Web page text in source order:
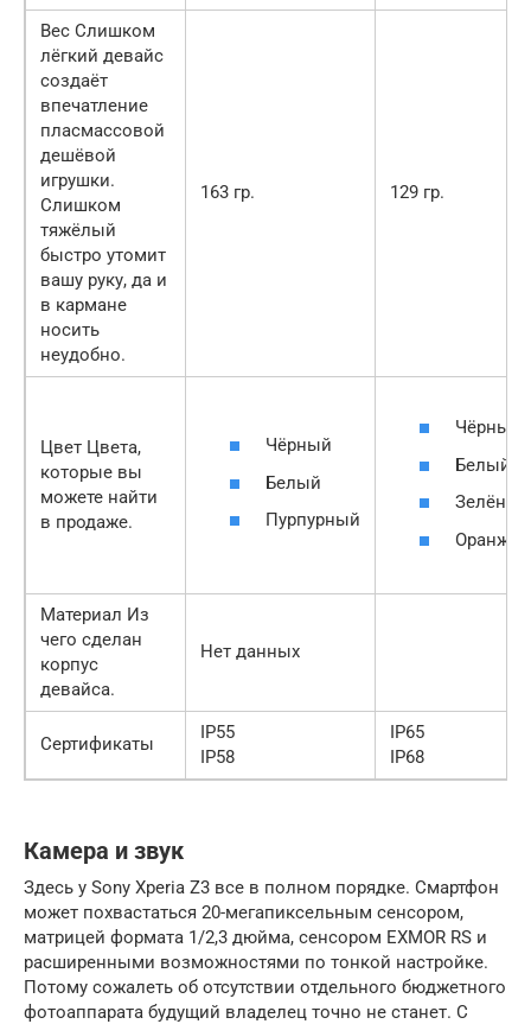
Вес Слишком
лёгкий девайс
создаёт
впечатление
пласмассовой
дешёвой
игрушки.
Слишком
тяжёлый
быстро утомит
вашу руку, да и
в кармане
носить
неудобно.
163 гр. 129 гр.
Цвет Цвета,
которые вы
можете найти
в продаже.
Чёрный
Белый
Пурпурный
Чёрный
Белый
Зелёный
Материал Из
чего сделан
корпус
девайса.
Нет данных
Сертификаты
IP55
IP58
IP65
IP68
Камера и звук
Здесь у Sony Xperia Z3 все в полном порядке. Смартфон
может похвастаться 20-мегапиксельным сенсором,
матрицей формата 1/2,3 дюйма, сенсором EXMOR RS и
расширенными возможностями по тонкой настройке.
Потому сожалеть об отсутствии отдельного бюджетного
фотоаппарата будущий владелец точно не станет. С